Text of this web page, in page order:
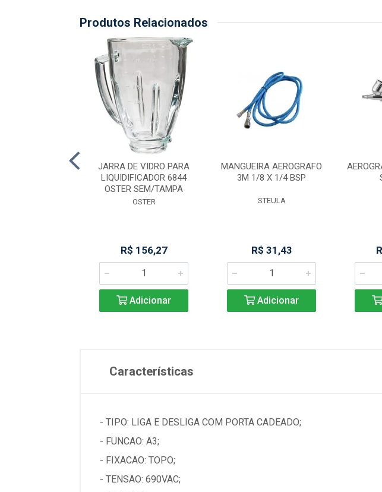
Produtos Relacionados
JARRA DE VIDRO PARA
LIQUIDIFICADOR 6844
OSTER SEM/TAMPA
OSTER
R$ 156,27
Adicionar
MANGUEIRA AEROGRAFO
3M 1/8 X 1/4 BSP
STEULA
R$ 31,43
Adicionar
Características
- TIPO: LIGA E DESLIGA COM PORTA CADEADO;
- FUNCAO: A3;
- FIXACAO: TOPO;
- TENSAO: 690VAC;